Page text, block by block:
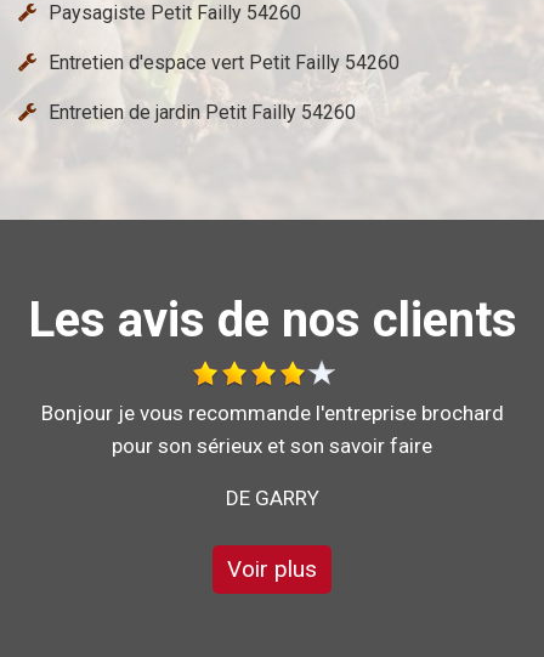
Paysagiste Petit Failly 54260
Entretien d'espace vert Petit Failly 54260
Entretien de jardin Petit Failly 54260
Les avis de nos clients
Bonjour je vous recommande l'entreprise brochard
pour son sérieux et son savoir faire
DE GARRY
Voir plus